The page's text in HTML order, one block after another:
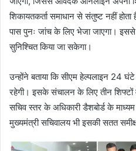
शिकायतकर्ता समाधान से संतुष्ट नहीं
पास पुनः जांच के लिए भेजा जाएगा। इससे
सुनिश्चित किया जा सकेगा।
उन्होंने बताया कि सीएम हेल्पलाइन 24
रहेगी। इसके संचालन के लिए तीन शिफ्टों
सचिव स्तर के अधिकारी डैशबोर्ड के
मुख्यमंत्री सचिवालय भी इसकी सतत